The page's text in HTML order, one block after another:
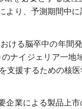
り、予測期間中
ける脳卒中の年間
ナイジェリア一地
支援するための核
業による製品上